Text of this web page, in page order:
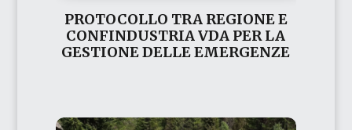
PROTOCOLLO TRA REGIONE E
CONFINDUSTRIA VDA PER LA
GESTIONE DELLE EMERGENZE